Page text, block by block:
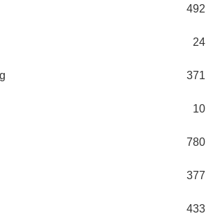
492
24
371
10
780
377
433